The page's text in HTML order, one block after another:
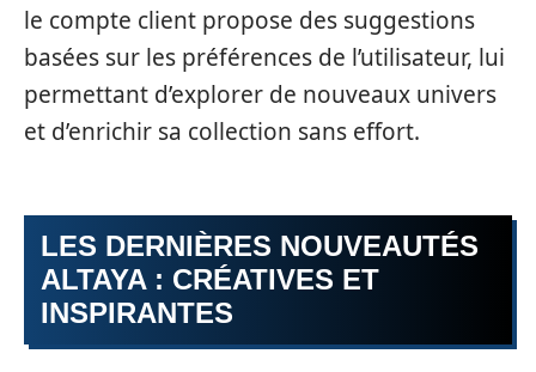
le compte client propose des suggestions
basées sur les préférences de l’utilisateur, lui
permettant d’explorer de nouveaux univers
et d’enrichir sa collection sans effort.
LES DERNIÈRES NOUVEAUTÉS
ALTAYA : CRÉATIVES ET
INSPIRANTES